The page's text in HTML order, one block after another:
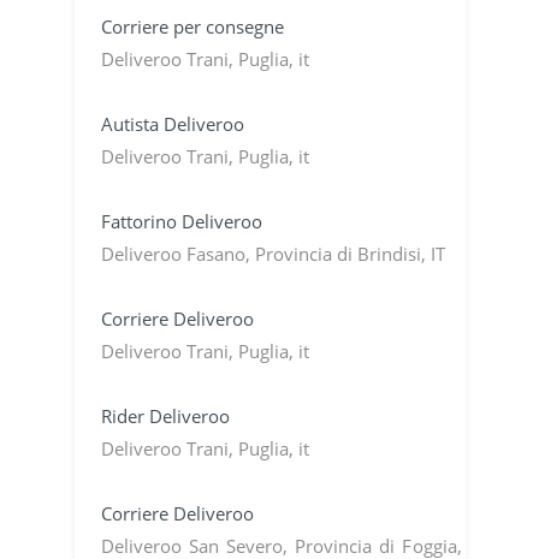
Corriere per consegne
Deliveroo Trani, Puglia, it
Autista Deliveroo
Deliveroo Trani, Puglia, it
Fattorino Deliveroo
Deliveroo Fasano, Provincia di Brindisi, IT
Corriere Deliveroo
Deliveroo Trani, Puglia, it
Rider Deliveroo
Deliveroo Trani, Puglia, it
Corriere Deliveroo
Deliveroo San Severo, Provincia di Foggia,